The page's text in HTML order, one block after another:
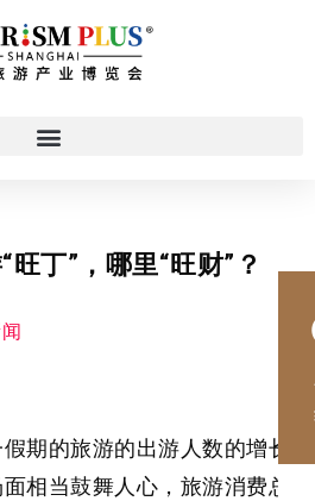
丁”，哪里“旺财”？
期的旅游的出游人数的增长
相当鼓舞人心，旅游消费总